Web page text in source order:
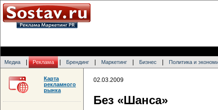
Медиа Реклама Брендинг Маркетинг Бизнес Политика и
02.03.2009
Без «Шанса»
Карта
рекламного
рынка